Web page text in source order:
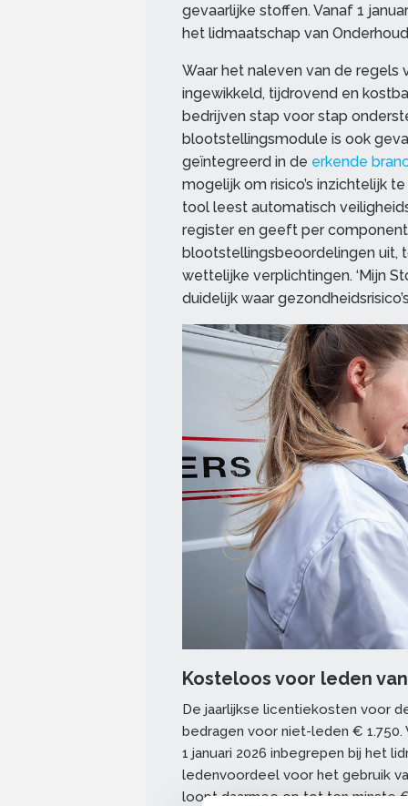
gevaarlijke stoffen. Vanaf 1
het lidmaatschap van
Waar het naleven van de
ingewikkeld, tijdrovend en
bedrijven stap voor stap
blootstellingsmodule is ook
geïntegreerd in de erkende
mogelijk om risico’s inzichtelijk
tool leest automatisch
register en geeft per
blootstellingsbeoordelingen uit,
wettelijke verplichtingen. ‘Mijn
duidelijk waar
Kosteloos voor leden
De jaarlijkse licentiekosten voor
bedragen voor niet-leden €
1 januari 2026 inbegrepen bij het
ledenvoordeel voor het gebruik
loopt daarmee op tot ten minste